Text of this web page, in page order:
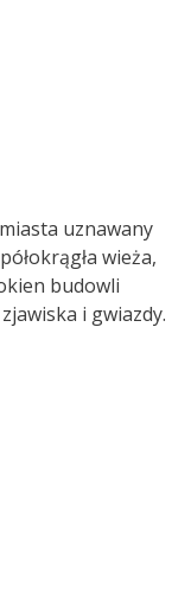
uznawany
wieża,
budowli
i gwiazdy.